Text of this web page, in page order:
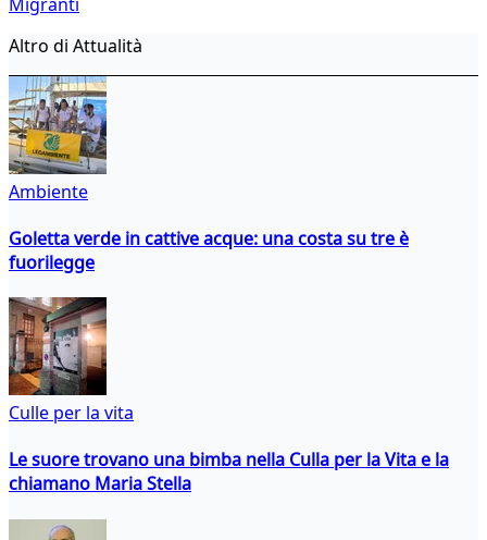
Altro di Attualità
Ambiente
Goletta verde in cattive acque: una costa su tre è
fuorilegge
Culle per la vita
Le suore trovano una bimba nella Culla per la Vita e la
chiamano Maria Stella